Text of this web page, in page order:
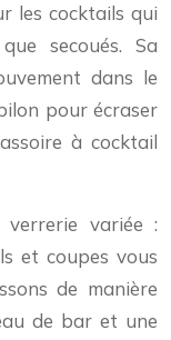
les cocktails qui
secoués. Sa
dans le
pour écraser
à cocktail
verrerie variée :
et coupes vous
de manière
de bar et une